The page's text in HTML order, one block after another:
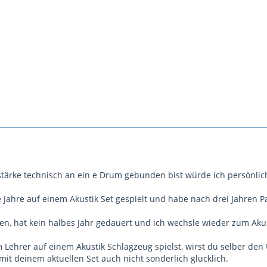
technisch an ein e Drum gebunden bist würde ich
auf einem Akustik Set gespielt und habe nach drei Jahren
hat kein halbes Jahr gedauert und ich wechsle wieder zum
Lehrer auf einem Akustik Schlagzeug spielst, wirst du selber
deinem aktuellen Set auch nicht sonderlich glücklich.